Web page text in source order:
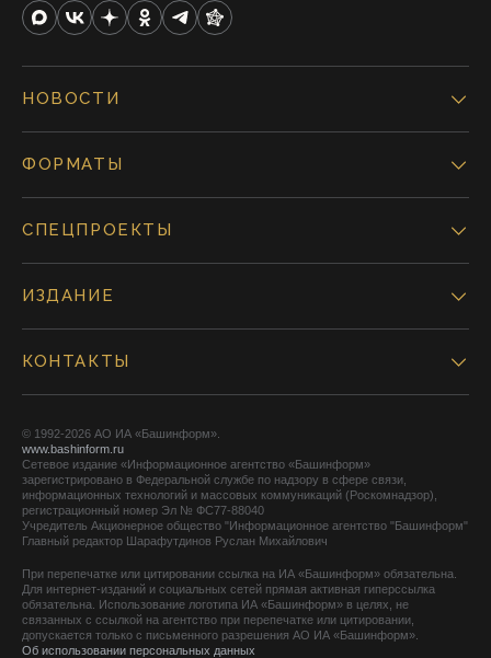
НОВОСТИ
ФОРМАТЫ
СПЕЦПРОЕКТЫ
ИЗДАНИЕ
КОНТАКТЫ
© 1992-2026 АО ИА «Башинформ».
www.bashinform.ru
Сетевое издание «Информационное агентство «Башинформ»
зарегистрировано в Федеральной службе по надзору в сфере связи,
информационных технологий и массовых коммуникаций (Роскомнадзор),
регистрационный номер Эл № ФС77-88040
Учредитель Акционерное общество "Информационное агентство "Башинформ"
Главный редактор Шарафутдинов Руслан Михайлович
При перепечатке или цитировании ссылка на ИА «Башинформ» обязательна.
Для интернет-изданий и социальных сетей прямая активная гиперссылка
обязательна. Использование логотипа ИА «Башинформ» в целях, не
связанных с ссылкой на агентство при перепечатке или цитировании,
допускается только с письменного разрешения АО ИА «Башинформ».
Об использовании персональных данных